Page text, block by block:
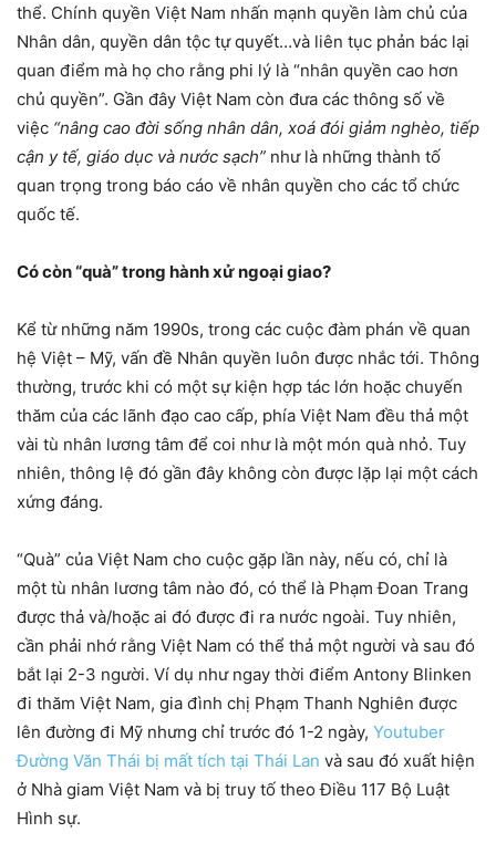
thể. Chính quyền Việt Nam nhấn mạnh quyền làm chủ của
Nhân dân, quyền dân tộc tự quyết…và liên tục phản bác lại
quan điểm mà họ cho rằng phi lý là “nhân quyền cao hơn
chủ quyền”. Gần đây Việt Nam còn đưa các thông số về
việc “nâng cao đời sống nhân dân, xoá đói giảm nghèo, tiếp
cận y tế, giáo dục và nước sạch” như là những thành tố
quan trọng trong báo cáo về nhân quyền cho các tổ chức
quốc tế.
Có còn “quà” trong hành xử ngoại giao?
Kể từ những năm 1990s, trong các cuộc đàm phán về quan
hệ Việt – Mỹ, vấn đề Nhân quyền luôn được nhắc tới. Thông
thường, trước khi có một sự kiện hợp tác lớn hoặc chuyến
thăm của các lãnh đạo cao cấp, phía Việt Nam đều thả một
vài tù nhân lương tâm để coi như là một món quà nhỏ. Tuy
nhiên, thông lệ đó gần đây không còn được lặp lại một cách
xứng đáng.
“Quà” của Việt Nam cho cuộc gặp lần này, nếu có, chỉ là
một tù nhân lương tâm nào đó, có thể là Phạm Đoan Trang
được thả và/hoặc ai đó được đi ra nước ngoài. Tuy nhiên,
cần phải nhớ rằng Việt Nam có thể thả một người và sau đó
bắt lại 2-3 người. Ví dụ như ngay thời điểm Antony Blinken
đi thăm Việt Nam, gia đình chị Phạm Thanh Nghiên được
lên đường đi Mỹ nhưng chỉ trước đó 1-2 ngày, Youtuber
Đường Văn Thái bị mất tích tại Thái Lan và sau đó xuất hiện
ở Nhà giam Việt Nam và bị truy tố theo Điều 117 Bộ Luật
Hình sự.